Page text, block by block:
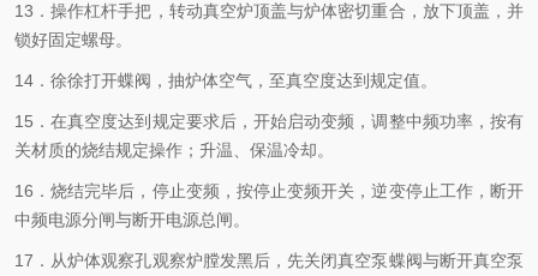
13．操作杠杆手把，转动真空炉顶盖与炉体密切重合，放下顶盖，并
锁好固定螺母。
14．徐徐打开蝶阀，抽炉体空气，至真空度达到规定值。
15．在真空度达到规定要求后，开始启动变频，调整中频功率，按有
关材质的烧结规定操作；升温、保温冷却。
16．烧结完毕后，停止变频，按停止变频开关，逆变停止工作，断开
中频电源分闸与断开电源总闸。
17．从炉体观察孔观察炉膛发黑后，先关闭真空泵蝶阀与断开真空泵